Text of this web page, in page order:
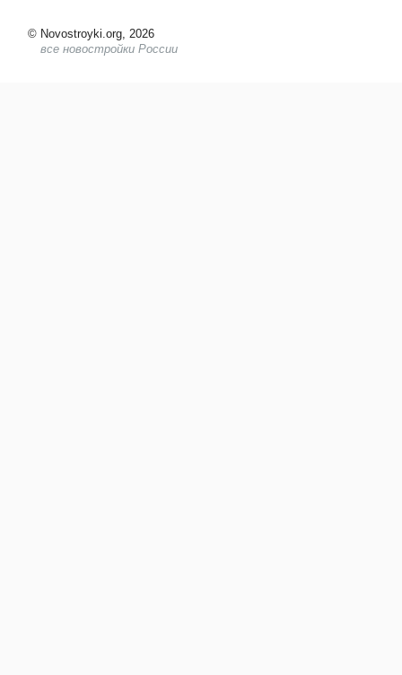
© Novostroyki.org, 2026
все новостройки России